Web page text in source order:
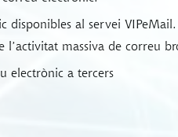
disponibles al servei
massiva de correu
electrònic a tercers